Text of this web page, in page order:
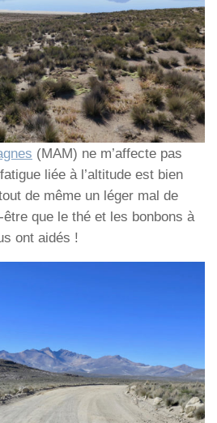
(MAM) ne m’affecte pas
liée à l’altitude est bien
de même un léger mal de
que le thé et les bonbons à
ont aidés !